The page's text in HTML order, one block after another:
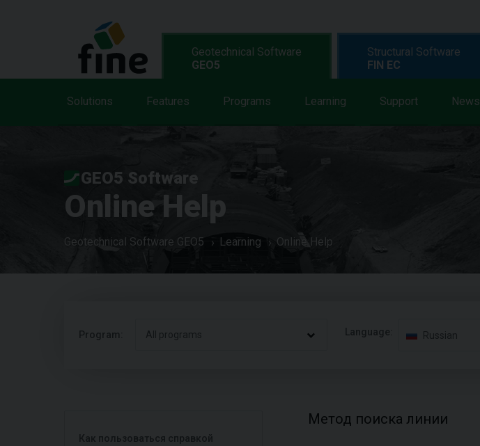
Geotechnical Software
GEO5
Solutions Features Programs Learning Support News
Structural Software
FIN EC
GEO5 Software
Online Help
Geotechnical Software GEO5 Learning Online Help
Program: All programs Language: Russian
Как пользоваться справкой
Метод поиска линии